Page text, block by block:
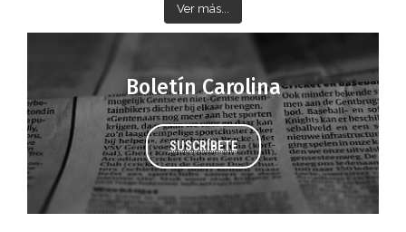
Ver más...
Boletín Carolina
SUSCRÍBETE